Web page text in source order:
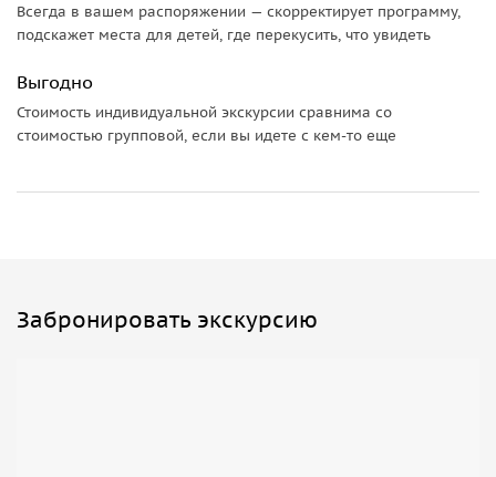
Всегда в вашем распоряжении — скорректирует программу,
подскажет места для детей, где перекусить, что увидеть
Выгодно
Стоимость индивидуальной экскурсии сравнима со
стоимостью групповой, если вы идете с кем-то еще
Забронировать экскурсию